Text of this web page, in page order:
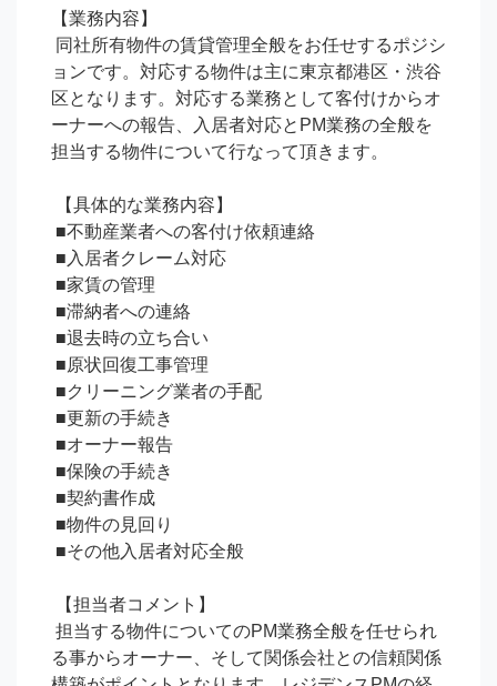
【業務内容】
ョンです。対応する物件は主に東京都港区・渋谷
区となります。対応する業務として客付けからオ
ーナーへの報告、入居者対応とPM業務の全般を
担当する物件について行なって頂きます。
る事からオーナー、そして関係会社との信頼関係